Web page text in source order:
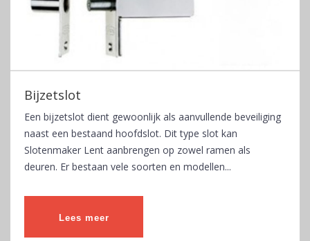
Bijzetslot
Een bijzetslot dient gewoonlijk als aanvullende beveiliging
naast een bestaand hoofdslot. Dit type slot kan
Slotenmaker Lent aanbrengen op zowel ramen als
deuren. Er bestaan vele soorten en modellen...
Lees meer